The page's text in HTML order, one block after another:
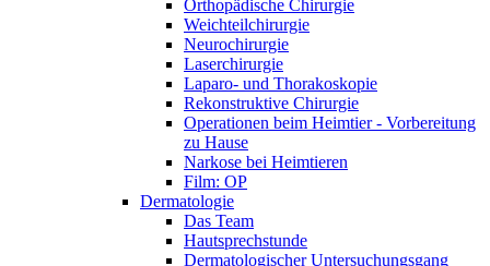
Orthopädische Chirurgie
Weichteilchirurgie
Neurochirurgie
Laserchirurgie
Laparo- und Thorakoskopie
Rekonstruktive Chirurgie
Operationen beim Heimtier - Vorbereitung
zu Hause
Narkose bei Heimtieren
Film: OP
Dermatologie
Das Team
Hautsprechstunde
Dermatologischer Untersuchungsgang